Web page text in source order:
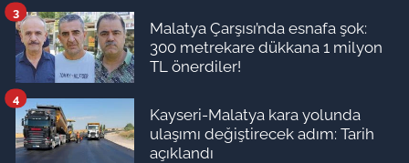
Malatya Çarşısı’nda esnafa şok:
300 metrekare dükkana 1 milyon
TL önerdiler!
3
Kayseri-Malatya kara yolunda
ulaşımı değiştirecek adım: Tarih
açıklandı
4